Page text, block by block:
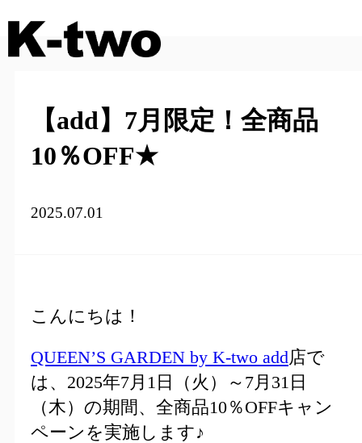
【add】7月限定！全商品
10％OFF★
2025.07.01
こんにちは！
QUEEN’S GARDEN by K-two add店で
は、2025年7月1日（火）～7月31日
（木）の期間、全商品10％OFFキャン
ペーンを実施します♪